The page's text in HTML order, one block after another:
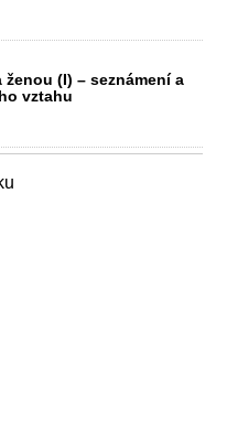
ženou (I) – seznámení a
vztahu